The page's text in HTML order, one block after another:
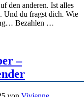
den anderen. Ist alles
Und du fragst dich. Wie
Bezahlen …
–